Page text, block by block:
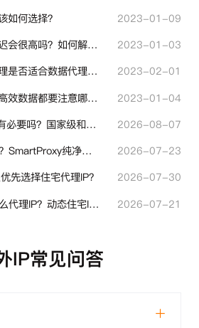
如何选择？
2023-01-09
使用海外住宅代理时延迟会很高吗？如何解决？
2023-01-03
如何测试该海外住宅代理是否适合数据代理使用？
2023-02-01
想要利用海外住宅代理高效数据都要注意哪些地方？
2023-01-04
海外住宅IP城市级定位有必要吗？国家级和城市级代理IP区别对比
2026-08-07
海外SEO排名忽高忽低？SmartProxy纯净住宅IP助力站点权重稳定
2026-07-23
先选择住宅代理IP？
2026-07-30
海外SEO排名监控用什么代理IP？动态住宅IP与静态住宅IP怎么选
2026-07-21
IP常见问答